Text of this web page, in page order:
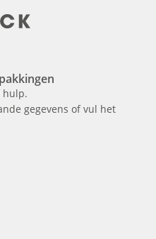
hulp.
gegevens of vul het